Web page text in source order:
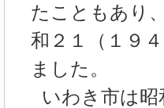
たこともあり
和２１（１９
ました。
いわき市は昭